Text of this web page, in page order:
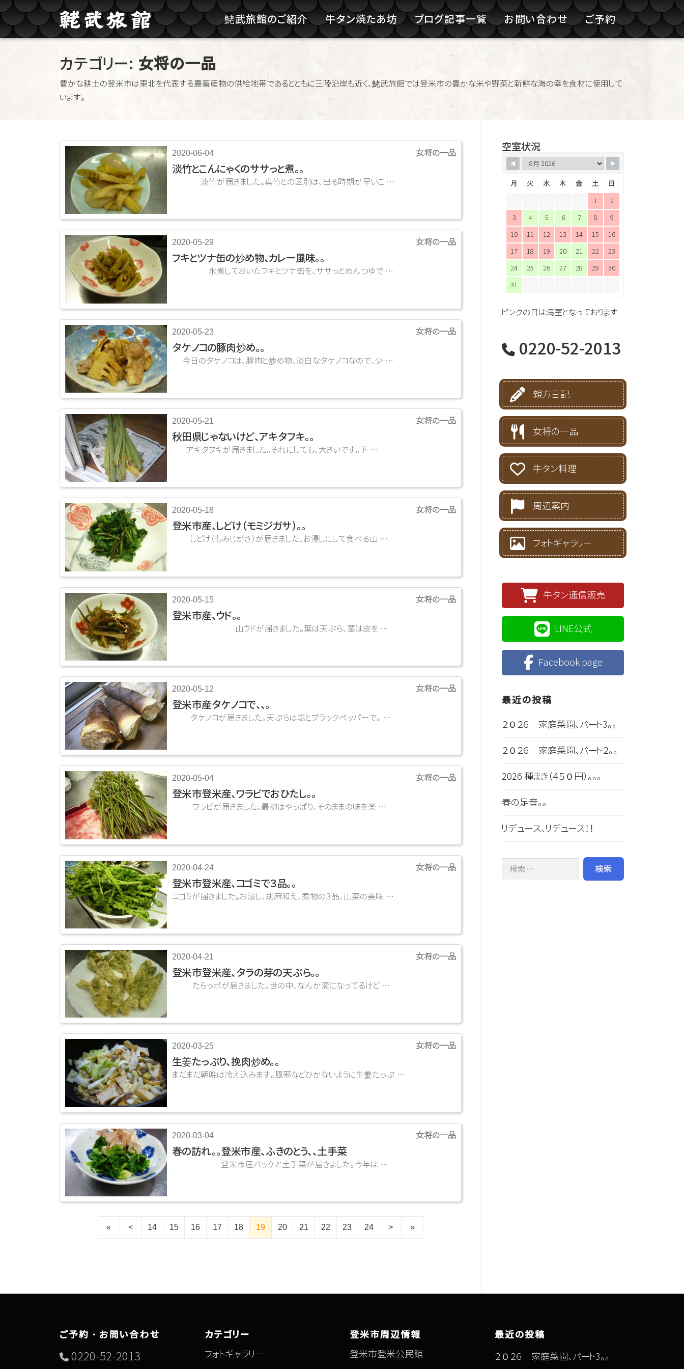
コンテンツへスキップ
鮱武旅館のご紹介 牛タン焼たあ坊 ブログ記事一覧 お問い合わせ ご予約
カテゴリー: 女将の一品
豊かな耕土の登米市は東北を代表する農畜産物の供給地帯であるとともに三陸沿岸も近く、鮱武旅館では登米市の豊かな米や野菜と新鮮な海の幸を食材に使用して
います。
女将の一品
2020-06-04
淡竹とこんにゃくのササっと煮。。
淡竹が届きました。真竹との区別は、出る時期が早いこ …
女将の一品
2020-05-29
フキとツナ缶の炒め物、カレー風味。。
水煮しておいたフキとツナ缶を、ササっとめんつゆで …
女将の一品
2020-05-23
タケノコの豚肉炒め。。
今日のタケノコは、豚肉と炒め物。淡白なタケノコなので、少 …
女将の一品
2020-05-21
秋田県じゃないけど、アキタフキ。。
アキタフキが届きました。それにしても、大きいです。下 …
女将の一品
2020-05-18
登米市産、しどけ（モミジガサ）。。
しどけ（もみじがさ）が届きました。お浸しにして食べる山 …
女将の一品
2020-05-15
登米市産、ウド。。
山ウドが届きました。葉は天ぷら、茎は皮を …
女将の一品
2020-05-12
登米市産タケノコで、、。
タケノコが届きました。天ぷらは塩とブラックペッパーで。 …
女将の一品
2020-05-04
登米市登米産、ワラビでおひたし。。
ワラビが届きました。最初はやっぱり、そのままの味を楽 …
女将の一品
2020-04-24
登米市登米産、コゴミで３品。。
コゴミが届きました。お浸し、胡麻和え、煮物の３品、山菜の美味 …
女将の一品
2020-04-21
登米市登米産、タラの芽の天ぷら。。
たらっポが届きました。世の中、なんか変になってるけど …
女将の一品
2020-03-25
生姜たっぷり、挽肉炒め。。
まだまだ朝晩は冷え込みます。風邪などひかないように生姜たっぷ …
女将の一品
2020-03-04
春の訪れ。。登米市産、ふきのとう、、土手菜
登米市産バッケと土手菜が届きました。今年は …
« < 14 15 16 17 18 19 20 21 22 23 24 > »
空室状況
月 火 水 木 金 土
日
1
2
3
4 5 6 7 8
9
10
11 12 13 14 15
16
17
18 19 20 21 22
23
24
25 26 27 28 29
30
31
ピンクの日は満室となっております
0220-52-2013
親方日記
女将の一品
牛タン料理
周辺案内
フォトギャラリー
牛タン通信販売
LINE公式
Facebook page
最近の投稿
２０２６ 家庭菜園、パート3。。
２０２６ 家庭菜園、パート２。。
2026 種まき（４５０円）。。。
春の足音。。
リデュース、リデュース！！
ご予約・お問い合わせ
0220-52-2013
カテゴリー
フォトギャラリー
登米市周辺情報
登米市登米公民館
最近の投稿
２０２６ 家庭菜園、パート3。。